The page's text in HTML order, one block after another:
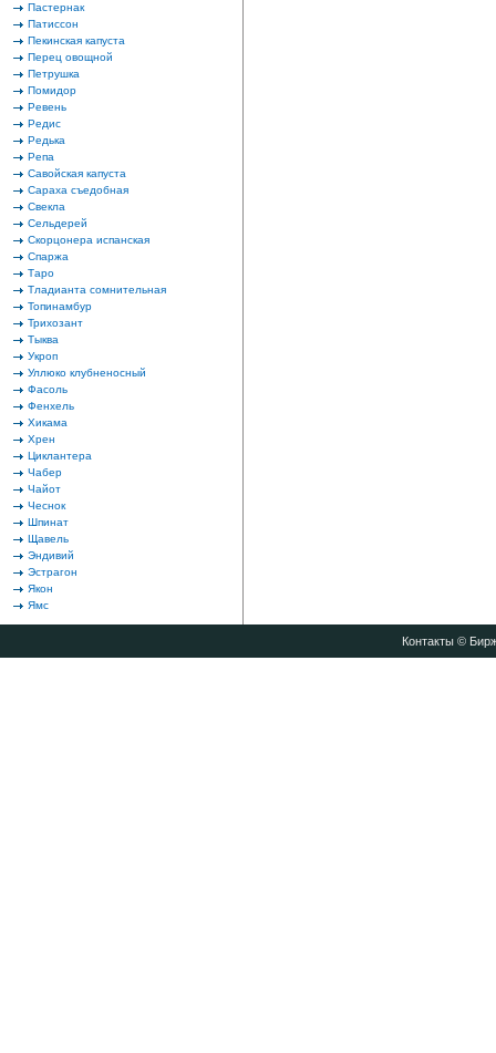
Пастернак
Патиссон
Пекинская капуста
Перец овощной
Петрушка
Помидор
Ревень
Редис
Редька
Репа
Савойская капуста
Сараха съедобная
Свекла
Сельдерей
Скорцонера испанская
Спаржа
Таро
Тладианта сомнительная
Топинамбур
Трихозант
Тыква
Укроп
Уллюко клубненосный
Фасоль
Фенхель
Хикама
Хрен
Циклантера
Чабер
Чайот
Чеснок
Шпинат
Щавель
Эндивий
Эстрагон
Якон
Ямс
Контакты ©